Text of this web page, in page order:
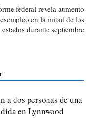
federal revela aumento
en la mitad de los
estados durante septiembre
a dos personas de una
en Lynnwood